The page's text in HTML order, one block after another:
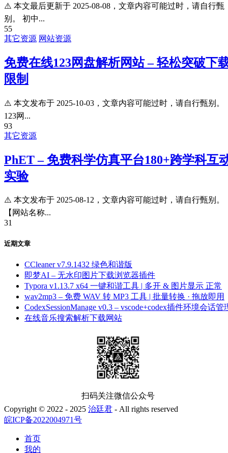
⚠️ 本文最后更新于 2025-08-08，文章内容可能过时，请自行甄
别。 初中...
55
其它资源 网站资源
免费在线123网盘解析网站 – 轻松突破下
限制
⚠️ 本文发布于 2025-10-03，文章内容可能过时，请自行甄别。
123网...
93
其它资源
PhET – 免费科学仿真平台180+跨学科互
实验
⚠️ 本文发布于 2025-08-12，文章内容可能过时，请自行甄别。
【网站名称...
31
近期文章
CCleaner v7.9.1432 绿色和谐版
即梦AI – 无水印图片下载浏览器插件
Typora v1.13.7 x64 一键和谐工具 | 多开 & 图片显示 正常
wav2mp3 – 免费 WAV 转 MP3 工具 | 批量转换 · 拖放即用
CodexSessionManage v0.3 – vscode+codex插件环境会话管
在线音乐搜索解析下载网站
扫码关注微信公众号
Copyright © 2022 - 2025 治廷君 - All rights reserved
皖ICP备2022004971号
首页
我的